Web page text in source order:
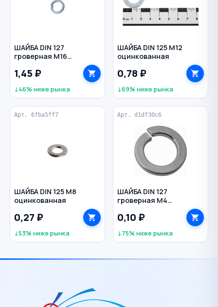
ШАЙБА DIN 127
гроверная M16
1,45 ₽
↓46% ниже рынка
ШАЙБА DIN 125 M12
оцинкованная
0,78 ₽
↓69% ниже рынка
Арт. 6fba5ff7
ШАЙБА DIN 125 M8
оцинкованная
0,27 ₽
↓53% ниже рынка
Арт. d1df30c6
ШАЙБА DIN 127
гроверная M4
0,10 ₽
↓75% ниже рынка